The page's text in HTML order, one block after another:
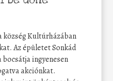
község Kultúrházában
Az épületet Sonkád
ingyenesen
akciónkat.